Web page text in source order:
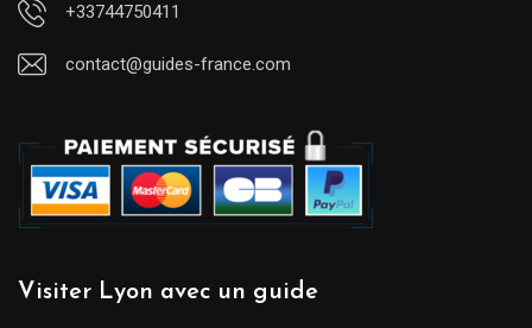
+33744750411
contact@guides-france.com
Visiter Lyon avec un guide